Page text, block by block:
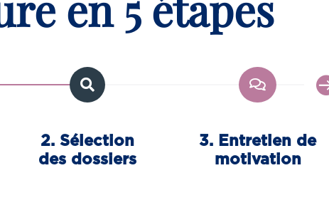
2. Sélection
des dossiers
3. Entretien de
motivation